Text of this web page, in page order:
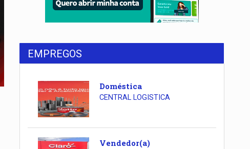
EMPREGOS
Doméstica
CENTRAL LOGISTICA
Vendedor(a)